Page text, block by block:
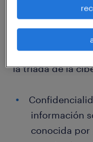
conllevan este
embargo, la
allá de solo
principios
la tríada de la
información
conocida por